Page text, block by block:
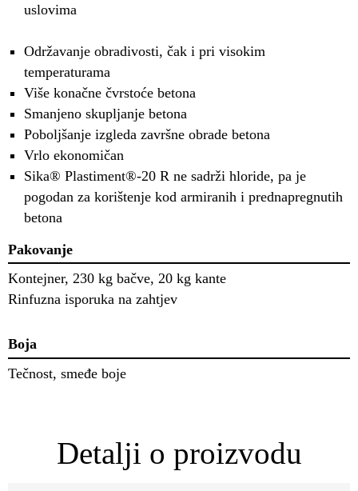
uslovima
Održavanje obradivosti, čak i pri visokim
temperaturama
Više konačne čvrstoće betona
Smanjeno skupljanje betona
Poboljšanje izgleda završne obrade betona
Vrlo ekonomičan
Sika® Plastiment®-20 R ne sadrži hloride, pa je
pogodan za korištenje kod armiranih i prednapregnutih
betona
Pakovanje
Kontejner, 230 kg bačve, 20 kg kante
Rinfuzna isporuka na zahtjev
Boja
Tečnost, smeđe boje
Detalji o proizvodu